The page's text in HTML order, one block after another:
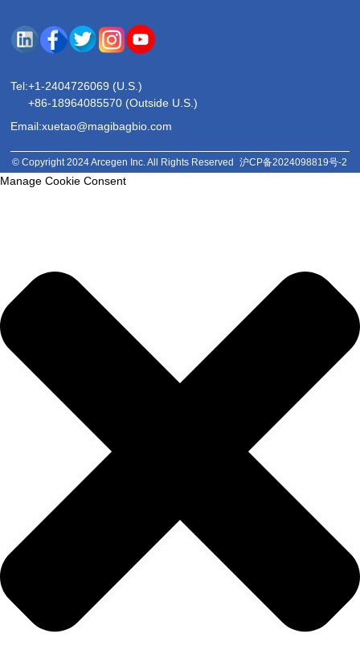
Tel:+1-2404726069 (U.S.)
+86-18964085570 (Outside U.S.)
Email:xuetao@magibagbio.com
© Copyright 2024 Arcegen Inc. All Rights Reserved 沪CP备2024098819号-2
Manage Cookie Consent